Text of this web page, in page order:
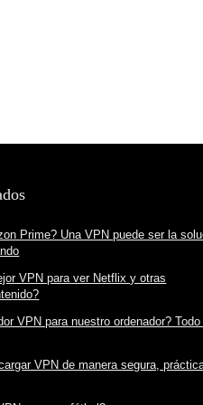
Prime? Una VPN puede ser la
VPN para ver Netflix y otras
VPN para nuestro ordenador? Todo
VPN de manera segura,